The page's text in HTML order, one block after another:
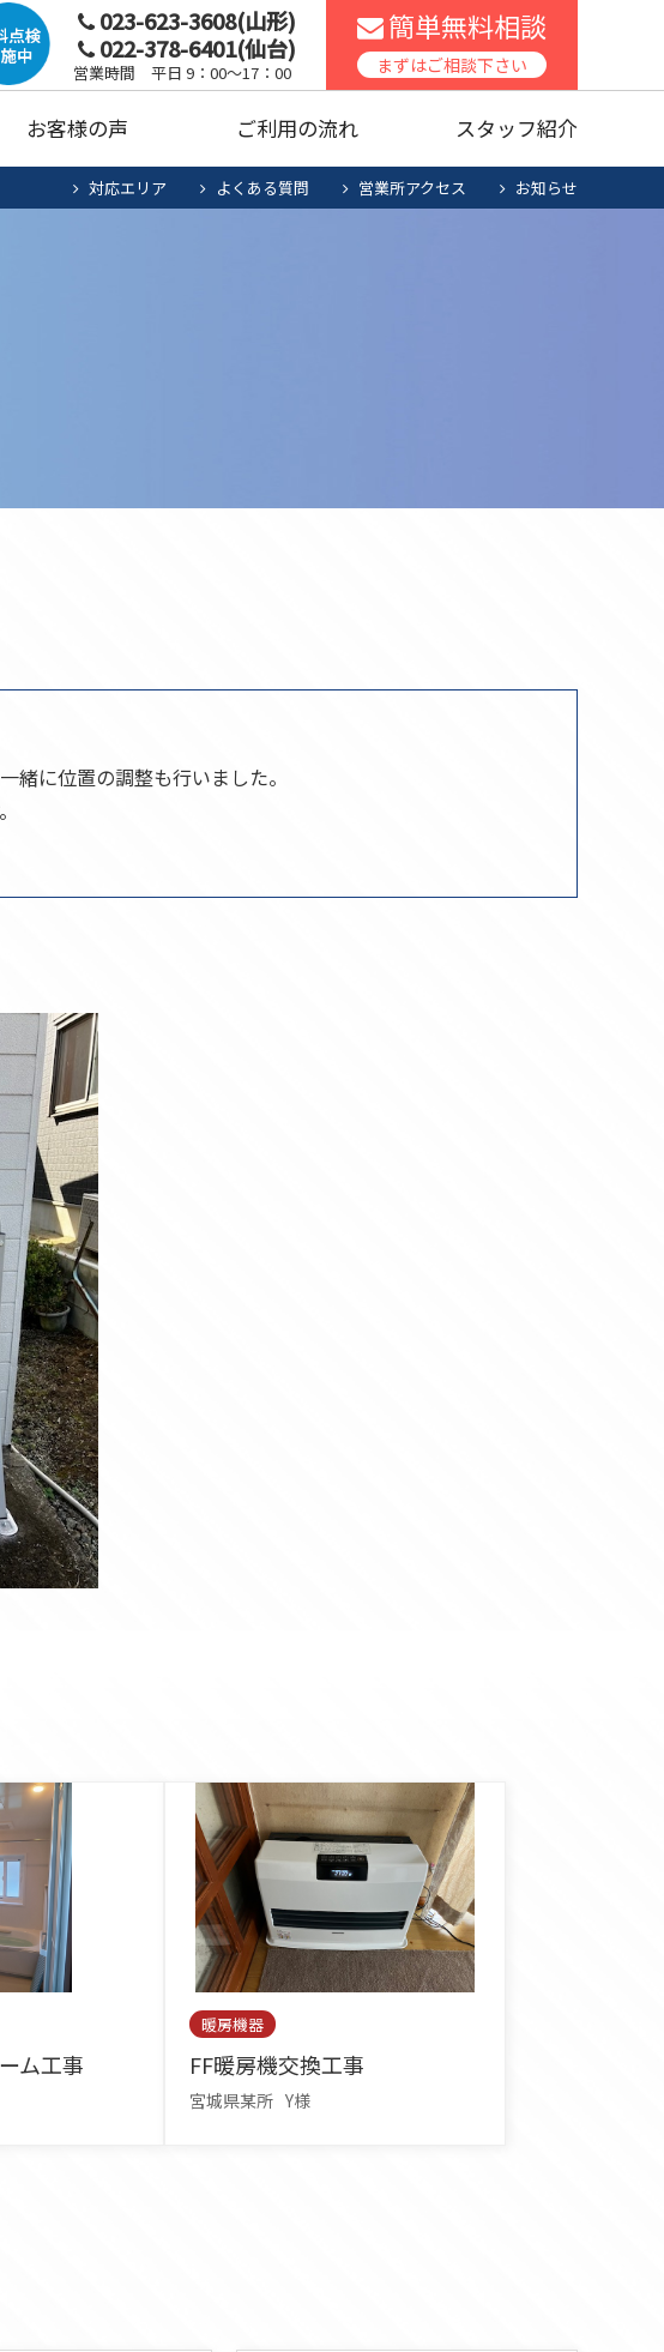
023-623-3608(山形)
022-378-6401(仙台)
営業時間 平日 9：00～17：00
簡単無料相談
まずはご相談下さい
お客様の声 ご利用の流れ スタッフ紹介
対応エリア よくある質問 営業所アクセス お知らせ
に位置の調整も行いました。
ム工事
暖房機器
FF暖房機交換工事
宮城県某所 Y様
ガスコンロ 家庭用エアコン
キッチンリフォーム
点検 暖房機清掃・点検